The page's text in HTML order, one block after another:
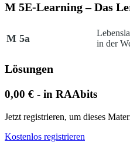
M 5E-Learning – Das
M 5a
in der
Lösungen
0,00 € - in RAAbits
Jetzt registrieren, um dieses
Kostenlos registrieren